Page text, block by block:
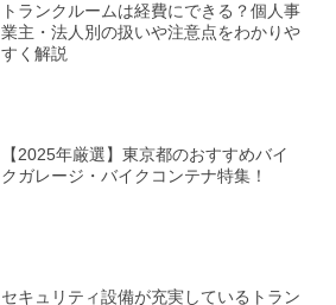
トランクルームは経費にできる？個人事
業主・法人別の扱いや注意点をわかりや
すく解説
【2025年厳選】東京都のおすすめバイ
クガレージ・バイクコンテナ特集！
セキュリティ設備が充実しているトラン